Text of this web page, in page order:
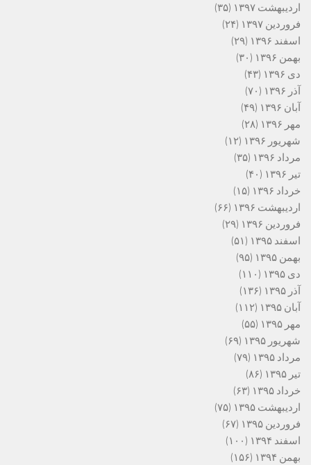
اردیبهشت ۱۳۹۷
(۳۵)
فروردین ۱۳۹۷
(۲۴)
اسفند ۱۳۹۶
(۲۹)
بهمن ۱۳۹۶
(۳۰)
دی ۱۳۹۶
(۴۳)
آذر ۱۳۹۶
(۷۰)
آبان ۱۳۹۶
(۴۹)
مهر ۱۳۹۶
(۲۸)
شهریور ۱۳۹۶
(۱۲)
مرداد ۱۳۹۶
(۳۵)
تیر ۱۳۹۶
(۴۰)
خرداد ۱۳۹۶
(۱۵)
اردیبهشت ۱۳۹۶
(۶۶)
فروردین ۱۳۹۶
(۲۹)
اسفند ۱۳۹۵
(۵۱)
بهمن ۱۳۹۵
(۹۵)
دی ۱۳۹۵
(۱۱۰)
آذر ۱۳۹۵
(۱۳۶)
آبان ۱۳۹۵
(۱۱۲)
مهر ۱۳۹۵
(۵۵)
شهریور ۱۳۹۵
(۶۹)
مرداد ۱۳۹۵
(۷۹)
تیر ۱۳۹۵
(۸۶)
خرداد ۱۳۹۵
(۶۳)
اردیبهشت ۱۳۹۵
(۷۵)
فروردین ۱۳۹۵
(۶۷)
اسفند ۱۳۹۴
(۱۰۰)
بهمن ۱۳۹۴
(۱۵۶)